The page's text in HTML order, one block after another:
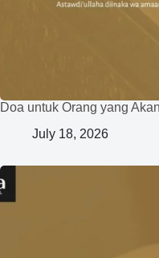
Doa untuk Orang yang
July 18, 2026